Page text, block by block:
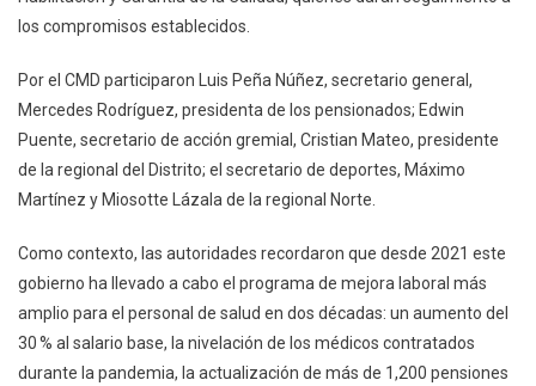
los compromisos establecidos.
Por el CMD participaron Luis Peña Núñez, secretario general,
Mercedes Rodríguez, presidenta de los pensionados; Edwin
Puente, secretario de acción gremial, Cristian Mateo, presidente
de la regional del Distrito; el secretario de deportes, Máximo
Martínez y Miosotte Lázala de la regional Norte.
Como contexto, las autoridades recordaron que desde 2021 este
gobierno ha llevado a cabo el programa de mejora laboral más
amplio para el personal de salud en dos décadas: un aumento del
30 % al salario base, la nivelación de los médicos contratados
durante la pandemia, la actualización de más de 1,200 pensiones